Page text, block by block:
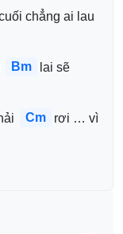
chẳng ai lau
Bm
lai sẽ
Cm